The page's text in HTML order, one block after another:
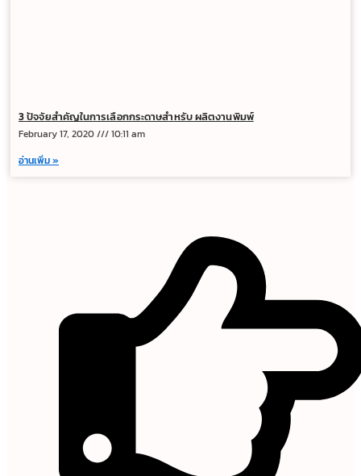
3 ปัจจัยสำคัญในการเลือกกระดาษสำหรับ ผลิตงานพิมพ์
February 17, 2020
10:11 am
อ่านเพิ่ม »